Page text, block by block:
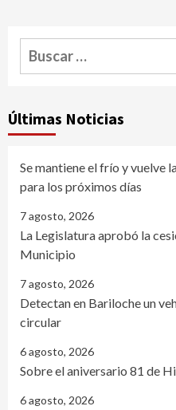
Buscar:
Últimas Noticias
Se mantiene el frío y vuelve
para los próximos días
7 agosto, 2026
La Legislatura aprobó la
Municipio
7 agosto, 2026
Detectan en Bariloche un
circular
6 agosto, 2026
Sobre el aniversario 81 de
6 agosto, 2026